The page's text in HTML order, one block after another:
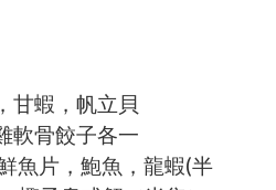
甘蝦，帆立貝
軟骨餃子各一
魚片，鮑魚，龍蝦(半